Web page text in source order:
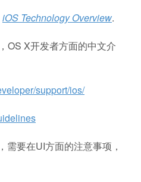
iOS Technology Overview.
OS X开发者方面的中文介
support/ios/
要在UI方面的注意事项，